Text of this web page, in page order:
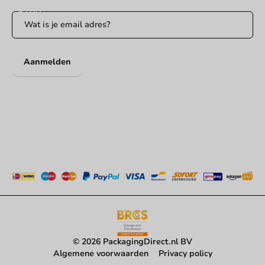
Aanmelden
© 2026 PackagingDirect.nl BV
Algemene voorwaarden
Privacy policy